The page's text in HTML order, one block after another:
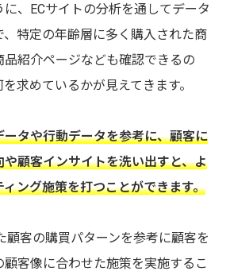
、ECサイトの分析を通してデータ
特定の年齢層に多く購入された商
紹介ページなども確認できるの
求めているかが見えてきます。
タや行動データを参考に、顧客に
顧客インサイトを洗い出すと、よ
ング施策を打つことができます。
顧客の購買パターンを参考に顧客を
客像に合わせた施策を実施するこ